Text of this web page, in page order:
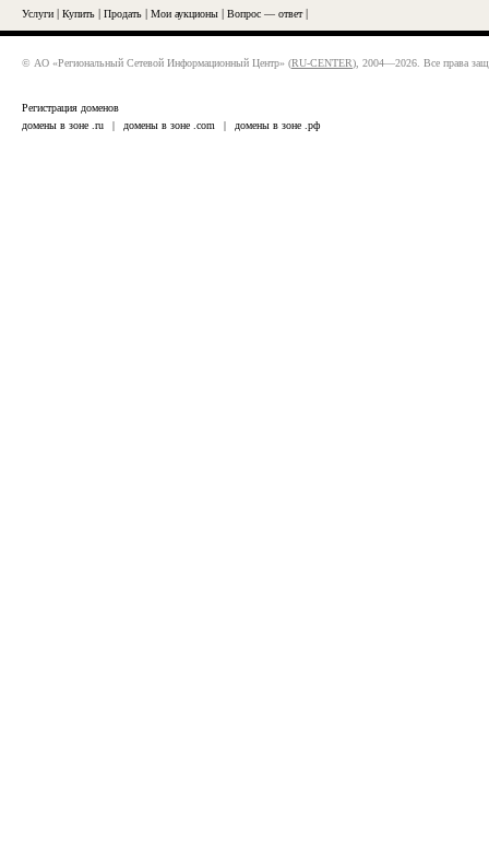
Услуги Купить Продать Мои аукционы Вопрос — ответ|
© АО «Региональный Сетевой Информационный Центр» (RU-CENTER), 2004—2026. Все права
Регистрация доменов
домены в зоне .ru
| домены в зоне .com | домены в зоне .рф